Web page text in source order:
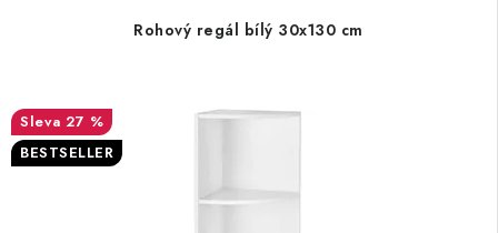
Rohový regál bílý 30x130 cm
27 %
BESTSELLER